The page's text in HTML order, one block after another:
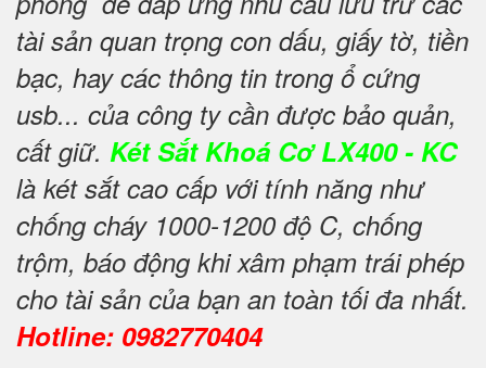
tài sản quan trọng con dấu, giấy tờ, tiền
bạc, hay các thông tin trong ổ cứng
usb... của công ty cần được bảo quản,
cất giữ. Két Sắt Khoá Cơ LX400 - KC
là két sắt cao cấp với tính năng như
chống cháy 1000-1200 độ C, chống
trộm, báo động khi xâm phạm trái phép
cho tài sản của bạn an toàn tối đa nhất.
Hotline: 0982770404